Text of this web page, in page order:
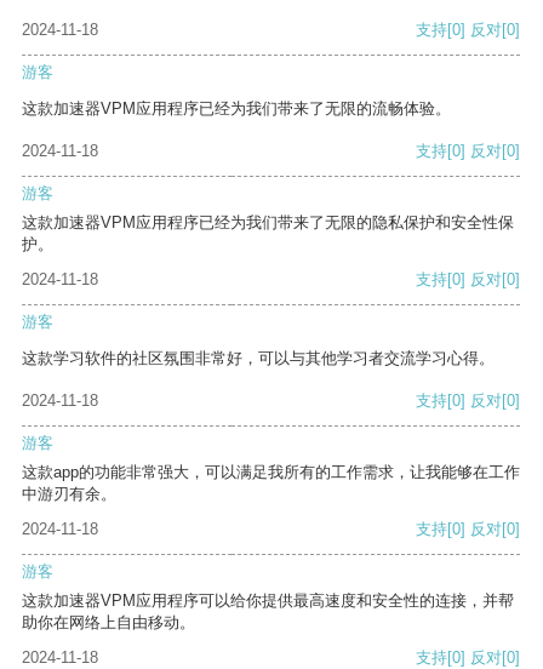
2024-11-18 支持[0] 反对[0]
游客
这款加速器VPM应用程序已经为我们带来了无限的流畅体验。
2024-11-18 支持[0] 反对[0]
游客
这款加速器VPM应用程序已经为我们带来了无限的隐私保护和安全性保
护。
2024-11-18
支持[0] 反对[0]
游客
这款学习软件的社区氛围非常好，可以与其他学习者交流学习心得。
2024-11-18 支持[0] 反对[0]
游客
这款app的功能非常强大，可以满足我所有的工作需求，让我能够在工作
中游刃有余。
2024-11-18
支持[0] 反对[0]
游客
这款加速器VPM应用程序可以给你提供最高速度和安全性的连接，并帮
助你在网络上自由移动。
2024-11-18
支持[0] 反对[0]